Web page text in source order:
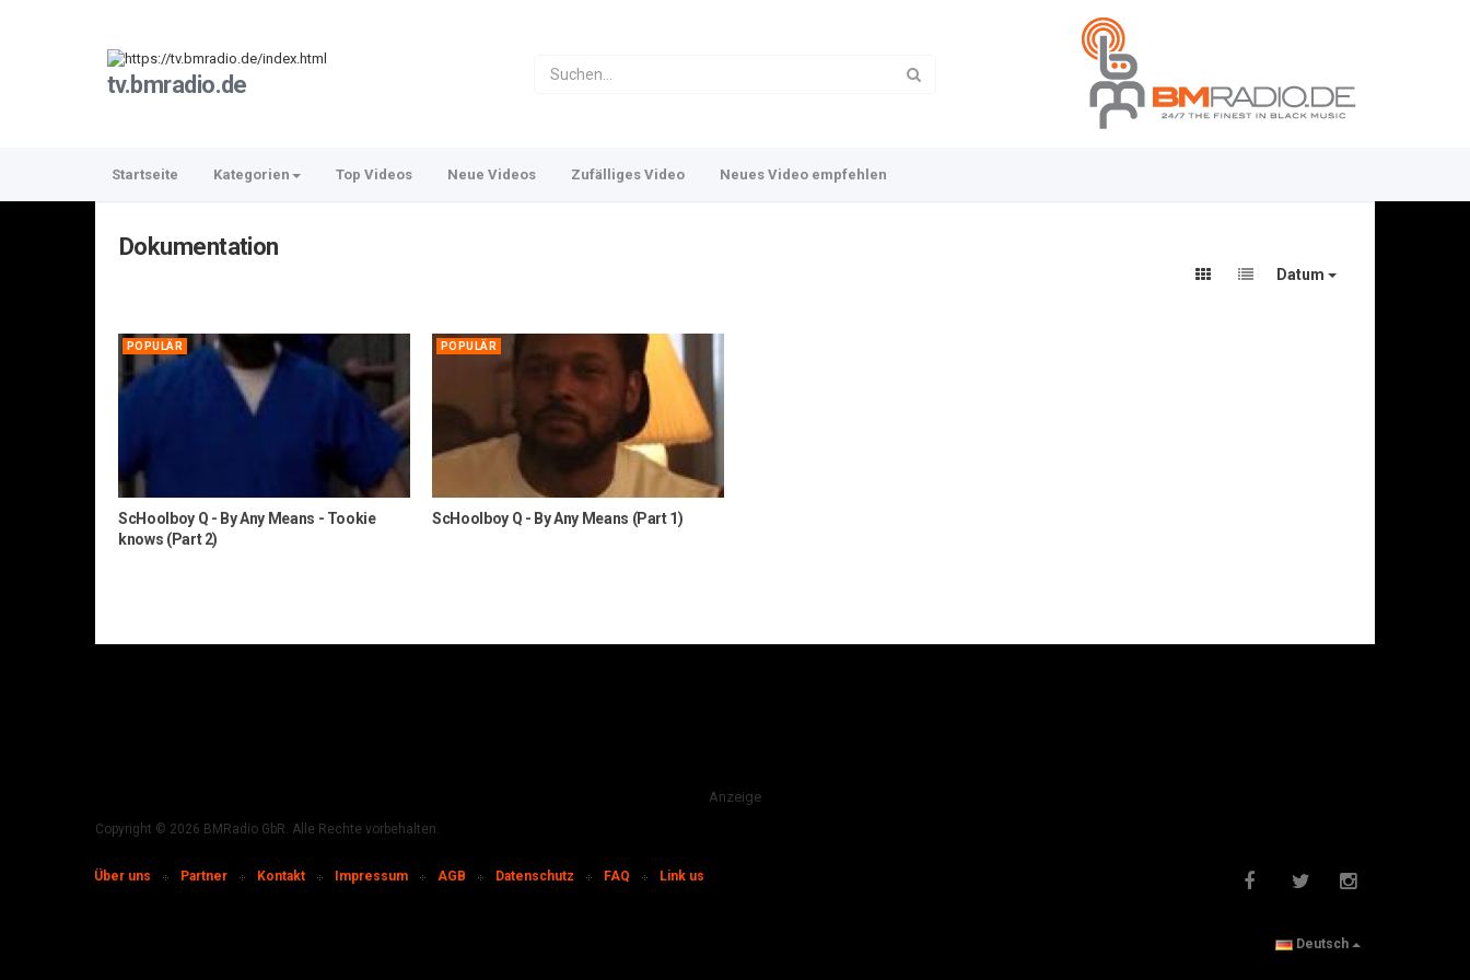
tv.bmradio.de
Startseite Kategorien Top Videos Neue Videos Zufälliges Video Neues Video empfehlen
Dokumentation
Datum
POPULÄR
ScHoolboy Q - By Any Means - Tookie
knows (Part 2)
POPULÄR
ScHoolboy Q - By Any Means (Part 1)
Anzeige
Copyright © 2026 BMRadio GbR. Alle Rechte vorbehalten.
Über uns Partner Kontakt Impressum AGB Datenschutz FAQ Link us
Deutsch